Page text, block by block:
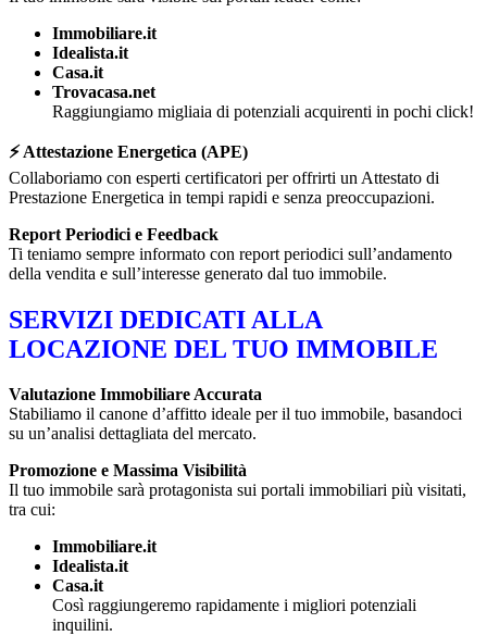
Immobiliare.it
Idealista.it
Casa.it
Trovacasa.net
Raggiungiamo migliaia di potenziali acquirenti in pochi click!
⚡ Attestazione Energetica (APE)
Collaboriamo con esperti certificatori per offrirti un Attestato di
Prestazione Energetica in tempi rapidi e senza preoccupazioni.
Report Periodici e Feedback
Ti teniamo sempre informato con report periodici sull’andamento
della vendita e sull’interesse generato dal tuo immobile.
SERVIZI DEDICATI ALLA
LOCAZIONE DEL TUO IMMOBILE
Valutazione Immobiliare Accurata
Stabiliamo il canone d’affitto ideale per il tuo immobile, basandoci
su un’analisi dettagliata del mercato.
Promozione e Massima Visibilità
Il tuo immobile sarà protagonista sui portali immobiliari più visitati,
tra cui:
Immobiliare.it
Idealista.it
Casa.it
Così raggiungeremo rapidamente i migliori potenziali
inquilini.